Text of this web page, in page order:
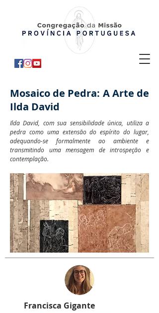
Mosaico de Pedra: A Arte de
Ilda David
Ilda David, com sua sensibilidade única, utiliza a
pedra como uma extensão do espírito do lugar,
adequando-se formalmente ao ambiente e
transmitindo uma mensagem de introspeção e
contemplação.
Francisca Gigante